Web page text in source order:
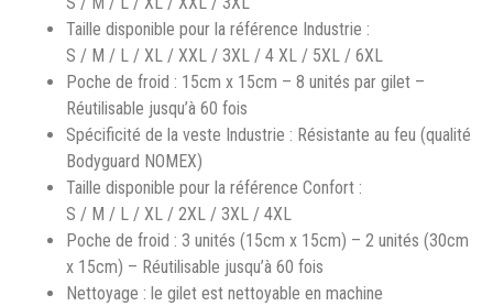
Taille disponible pour la référence Industrie :
S / M / L / XL / XXL / 3XL / 4 XL / 5XL / 6XL
Poche de froid : 15cm x 15cm – 8 unités par gilet –
Réutilisable jusqu’à 60 fois
Spécificité de la veste Industrie : Résistante au feu (qualité
Bodyguard NOMEX)
Taille disponible pour la référence Confort :
S / M / L / XL / 2XL / 3XL / 4XL
Poche de froid : 3 unités (15cm x 15cm) – 2 unités (30cm
x 15cm) – Réutilisable jusqu’à 60 fois
Nettoyage : le gilet est nettoyable en machine